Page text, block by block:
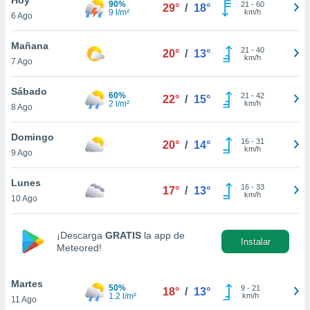
en
más
nuestra
de
aceptar
de
6 Ago
90%
9 l/m²
29° / 18° 21 - 60
km/h
Mañana
7 Ago
20° / 13° 21 - 40
km/h
Sábado
8 Ago
60%
2 l/m²
22° / 15° 21 - 42
km/h
Domingo
9 Ago
20° / 14° 16- 31
km/h
Lunes
10 Ago
17° / 13° 16- 33
km/h
¡Descarga GRATIS la app de
Meteored!
Instalar
Martes
11 Ago
50%
1.2 l/m²
18° / 13° 9- 21
km/h